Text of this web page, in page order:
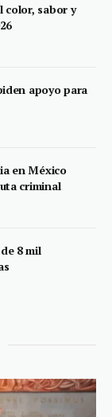
color, sabor y
apoyo para
en México
criminal
8 mil